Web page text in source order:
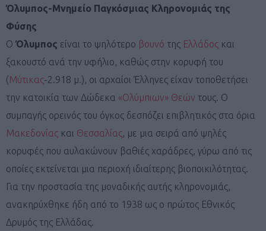
Όλυμπος-Μνημείο Παγκόσμιας Κληρονομιάς της
Φύσης
Ο Όλυμπος είναι το ψηλότερο βουνό της Ελλάδος και
ξακουστό ανά την υφήλιο, καθώς στην κορυφή του
(Μύτικας-2.918 μ.), οι αρχαίοι Έλληνες είχαν τοποθετήσει
την κατοικία των Δώδεκα «Ολύμπιων» Θεών τους. Ο
συμπαγής ορεινός του όγκος δεσπόζει επιβλητικός στα όρια
Μακεδονίας και Θεσσαλίας, με μια σειρά από ψηλές
κορυφές που αυλακώνουν βαθιές χαράδρες, γύρω από τις
οποίες εκτείνεται μια περιοχή ιδιαίτερης βιοποικιλότητας.
Για την προστασία της μοναδικής αυτής κληρονομιάς,
ανακηρύχθηκε ήδη από το 1938 ως ο πρώτος Εθνικός
Δρυμός της Ελλάδας.